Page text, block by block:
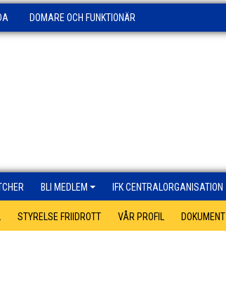
DOMARE OCH FUNKTIONÄR
BLI MEDLEM IFK CENTRALORGANISATION
STYRELSE FRIIDROTT VÅR PROFIL DOKUMENT